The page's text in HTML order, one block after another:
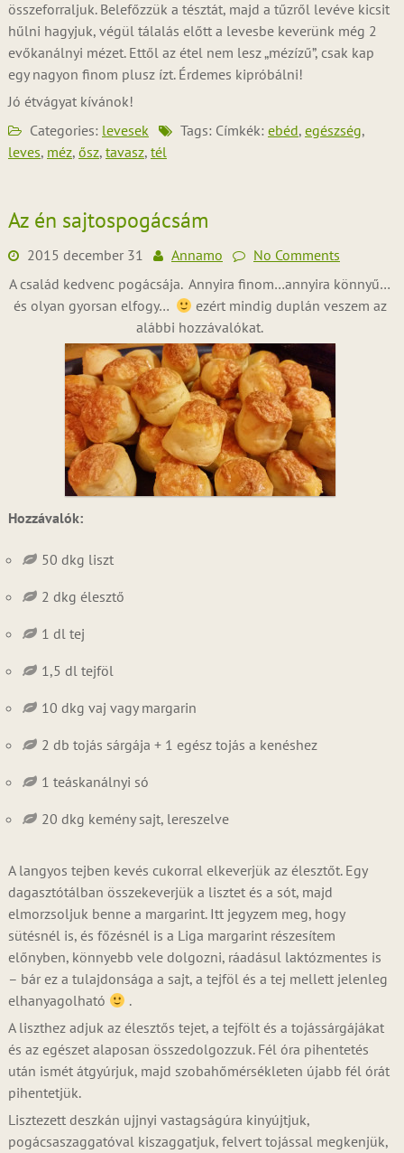
összeforraljuk. Belefőzzük a tésztát, majd a tűzről levéve kicsit
hűlni hagyjuk, végül tálalás előtt a levesbe keverünk még 2
evőkanálnyi mézet. Ettől az étel nem lesz „mézízű”, csak kap
egy nagyon finom plusz ízt. Érdemes kipróbálni!
Jó étvágyat kívánok!
Categories: levesek Tags: Címkék: ebéd, egészség,
leves, méz, ősz, tavasz, tél
Az én sajtospogácsám
2015 december 31 Annamo
No Comments
A család kedvenc pogácsája. Annyira finom…annyira könnyű…
és olyan gyorsan elfogy…
ezért mindig duplán veszem az
alábbi hozzávalókat.
Hozzávalók:
50 dkg liszt
2 dkg élesztő
1 dl tej
1,5 dl tejföl
10 dkg vaj vagy margarin
2 db tojás sárgája + 1 egész tojás a kenéshez
1 teáskanálnyi só
20 dkg kemény sajt, lereszelve
A langyos tejben kevés cukorral elkeverjük az élesztőt. Egy
dagasztótálban összekeverjük a lisztet és a sót, majd
elmorzsoljuk benne a margarint. Itt jegyzem meg, hogy
sütésnél is, és főzésnél is a Liga margarint részesítem
előnyben, könnyebb vele dolgozni, ráadásul laktózmentes is
– bár ez a tulajdonsága a sajt, a tejföl és a tej mellett jelenleg
elhanyagolható
.
A liszthez adjuk az élesztős tejet, a tejfölt és a tojássárgájákat
és az egészet alaposan összedolgozzuk. Fél óra pihentetés
után ismét átgyúrjuk, majd szobahőmérsékleten újabb fél órát
pihentetjük.
Lisztezett deszkán ujjnyi vastagságúra kinyújtjuk,
pogácsaszaggatóval kiszaggatjuk, felvert tojással megkenjük,